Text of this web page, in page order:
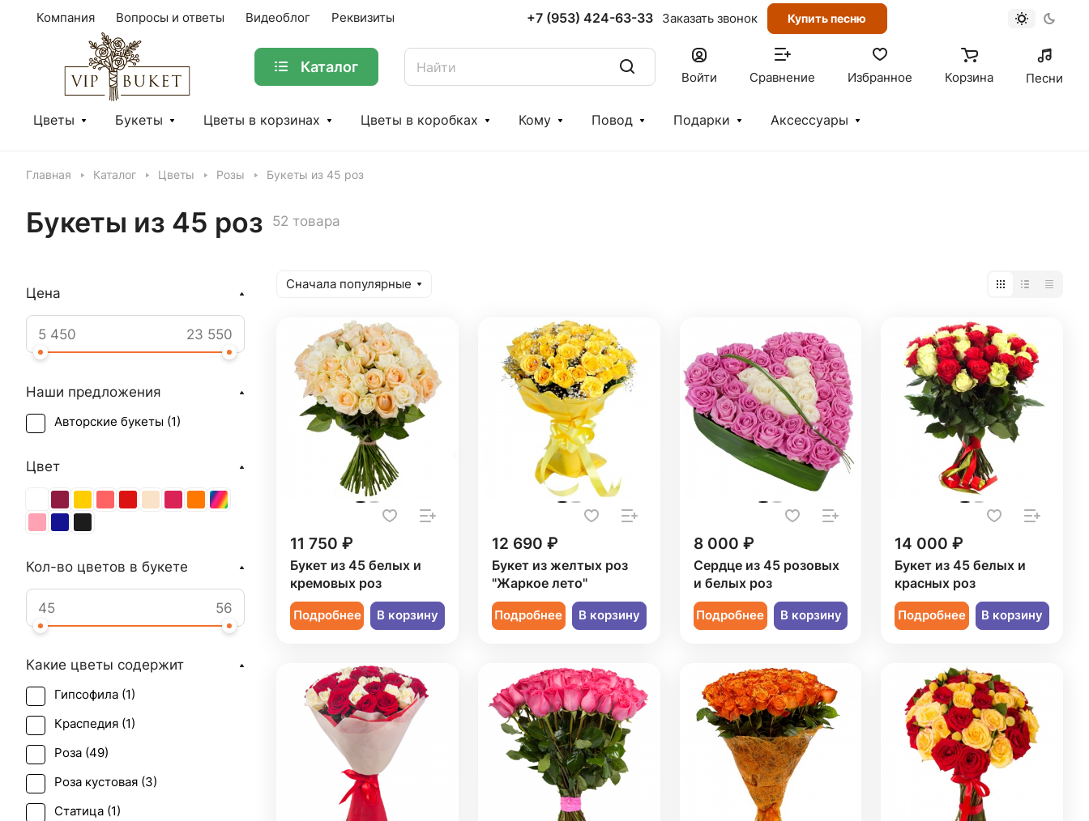
Компания Вопросы и ответы Видеоблог Реквизиты +7 (953) 424-63-33 Заказать звонок Купить песню
Каталог
Войти Сравнение Избранное Корзина Песни
Цветы Букеты Цветы в корзинах Цветы в коробках Кому Повод Подарки Аксессуары
Главная Каталог Цветы Розы Букеты из 45 роз
Букеты из 45 роз 52 товара
Сначала популярные
11 750 ₽
Букет из 45 белых и
кремовых роз
Подробнее В корзину
12 690 ₽
Букет из желтых роз
"Жаркое лето"
Подробнее В корзину
8 000 ₽
Сердце из 45 розовых
и белых роз
Подробнее В корзину
14 000 ₽
Букет из 45 белых и
красных роз
Подробнее В корзину
Цена
Наши предложения
Авторские букеты (1)
Цвет
Кол-во цветов в букете
Какие цветы содержит
Гипсофила (1)
Краспедия (1)
Роза (49)
Роза кустовая (3)
Статица (1)